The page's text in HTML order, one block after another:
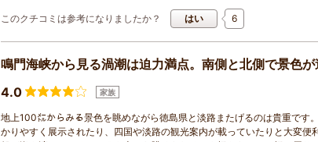
このクチコミは参考になりましたか？ 6
はい
鳴門海峡から見る渦潮は迫力満点。南側と北側で景色が
4.0
家族
地上100㍍からみる景色を眺めながら徳島県と淡路またげるのは貴重です
かりやすく展示されたり、四国や淡路の観光案内が載っていたりと大変便